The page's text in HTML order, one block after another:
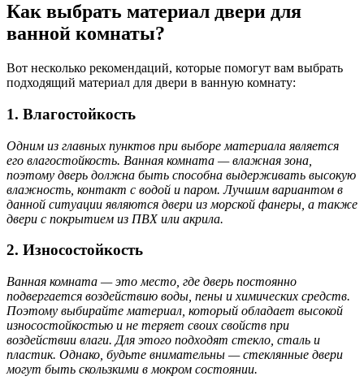
Как выбрать материал двери для
ванной комнаты?
Вот несколько рекомендаций, которые помогут вам выбрать
подходящий материал для двери в ванную комнату:
1. Влагостойкость
Одним из главных пунктов при выборе материала является
его влагостойкость. Ванная комната — влажная зона,
поэтому дверь должна быть способна выдерживать высокую
влажность, контакт с водой и паром. Лучшим вариантом в
данной ситуации являются двери из морской фанеры, а также
двери с покрытием из ПВХ или акрила.
2. Износостойкость
Ванная комната — это место, где дверь постоянно
подвергается воздействию воды, пены и химических средств.
Поэтому выбирайте материал, который обладает высокой
износостойкостью и не теряет своих свойств при
воздействии влаги. Для этого подходят стекло, сталь и
пластик. Однако, будьте внимательны — стеклянные двери
могут быть скользкими в мокром состоянии.